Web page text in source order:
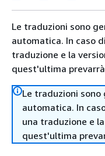
Le traduzioni sono
automatica. In caso
traduzione e la
quest'ultima
Le traduzioni
automatica. In
una traduzione e
quest'ultima